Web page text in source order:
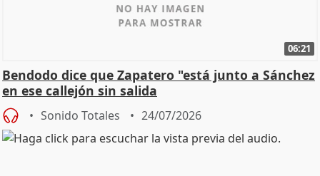
06:21
Bendodo dice que Zapatero "está junto a Sánchez
en ese callejón sin salida
Sonido Totales 24/07/2026